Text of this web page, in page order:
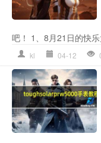
吧！ 1、8月21日的快
kl 04-12